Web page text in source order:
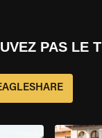
PAS LE